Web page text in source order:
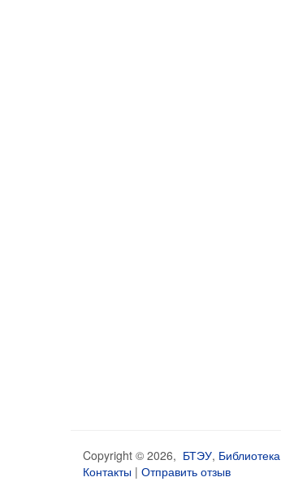
Copyright © 2026, БТЭУ, Библиотека
Контакты | Отправить отзыв